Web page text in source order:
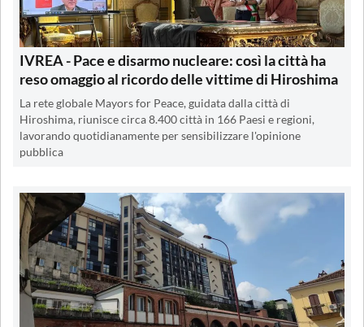
IVREA - Pace e disarmo nucleare: così la città ha
reso omaggio al ricordo delle vittime di Hiroshima
La rete globale Mayors for Peace, guidata dalla città di
Hiroshima, riunisce circa 8.400 città in 166 Paesi e regioni,
lavorando quotidianamente per sensibilizzare l'opinione
pubblica